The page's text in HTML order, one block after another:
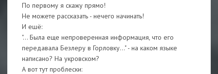
По первому я скажу прямо!
Не можете рассказать - нечего начинать!
И ешё:
"... Была еще непроверенная информация, что его
передавала Безлеру в Горловку..." - на каком языке
написано? На укровском?
А вот тут проблески: